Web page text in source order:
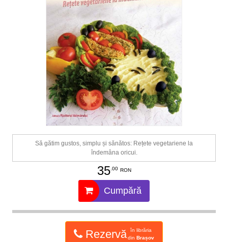
Să gătim gustos, simplu și sănătos: Rețete vegetariene la
îndemâna oricui.
35.00 RON
Cumpără
Rezervă
în librăria
din Brașov